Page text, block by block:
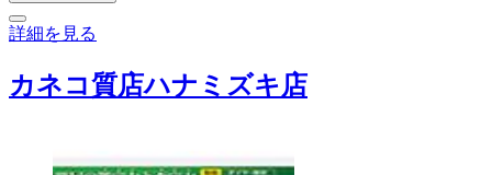
詳細を見る
カネコ質店ハナミズキ店